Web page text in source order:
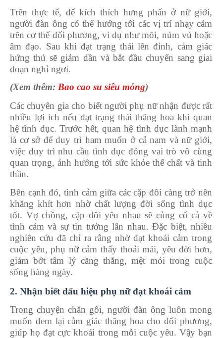
Trên thực tế, để kích thích hưng phấn ở nữ giới,
người đàn ông có thể hướng tới các vị trí nhạy cảm
trên cơ thể đối phương, ví dụ như môi, núm vú hoặc
âm đạo. Sau khi đạt trạng thái lên đỉnh, cảm giác
hứng thú sẽ giảm dần và bắt đầu chuyển sang giai
đoạn nghỉ ngơi.
(Xem thêm: Bao cao su siêu mỏng)
Các chuyên gia cho biết người phụ nữ nhận được rất
nhiều lợi ích nếu đạt trạng thái thăng hoa khi quan
hệ tình dục. Trước hết, quan hệ tình dục lành mạnh
là cơ sở để duy trì ham muốn ở cả nam và nữ giới,
việc duy trì nhu cầu tình dục đóng vai trò vô cùng
quan trọng, ảnh hưởng tới sức khỏe thể chất và tinh
thần.
Bên cạnh đó, tình cảm giữa các cặp đôi càng trở nên
khăng khít hơn nhờ chất lượng đời sống tình dục
tốt. Vợ chồng, cặp đôi yêu nhau sẽ củng cố cả về
tình cảm và sự tin tưởng lẫn nhau. Đặc biệt, nhiều
nghiên cứu đã chỉ ra rằng nhờ đạt khoái cảm trong
cuộc yêu, phụ nữ cảm thấy thoải mái, yêu đời hơn,
giảm bớt tâm lý căng thẳng, mệt mỏi trong cuộc
sống hàng ngày.
2. Nhận biết dấu hiệu phụ nữ đạt khoái cảm
Trong chuyện chăn gối, người đàn ông luôn mong
muốn đem lại cảm giác thăng hoa cho đối phương,
giúp họ đạt cực khoái trong mỗi cuộc yêu. Vậy bạn